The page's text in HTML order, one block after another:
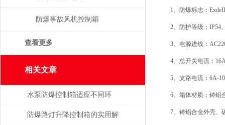
1、防爆标志：
2、防护等级：IP54
3、电源进线：
4、总开关电流：
5、支路电流：6A-
6、箱体材质：铸铝合
7、铸铝合金外壳、碳
防爆事故风机控制箱
查看更多
相关文章
水泵防爆控制箱适应不同环
境，保障安全运行
防爆路灯升降控制箱的实用解